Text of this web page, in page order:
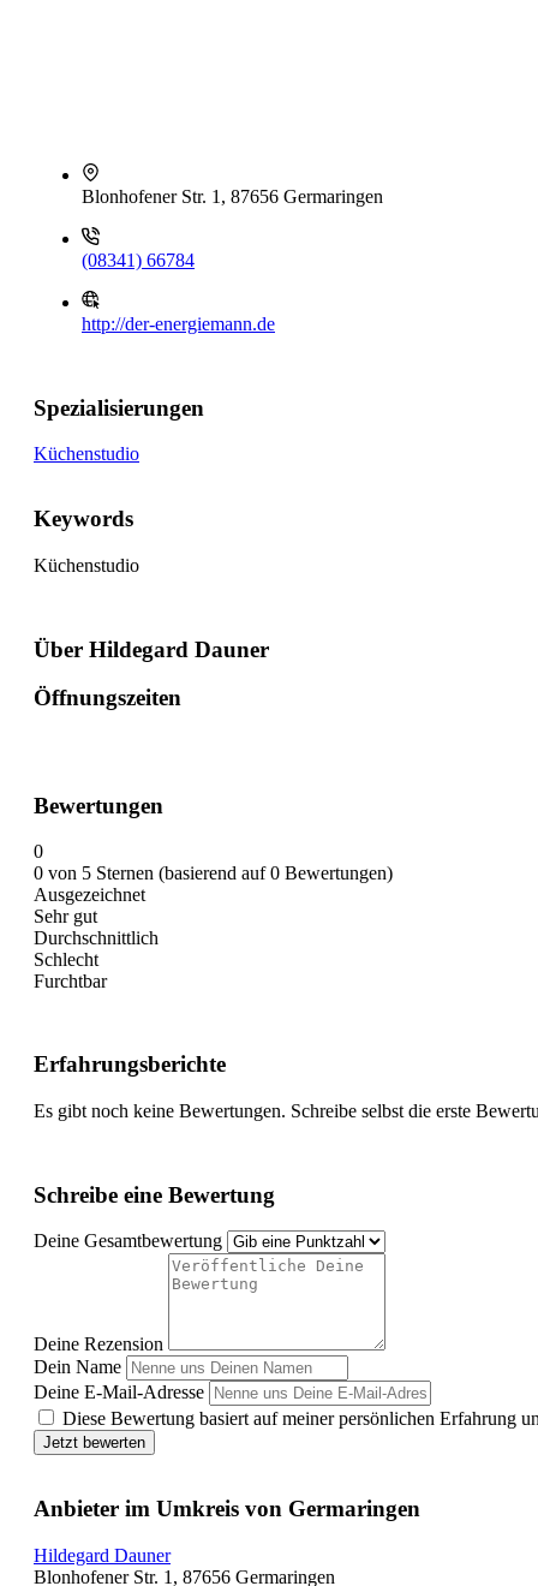
Blonhofener Str. 1, 87656 Germaringen
(08341) 66784
http://der-energiemann.de
Spezialisierungen
Küchenstudio
Keywords
Küchenstudio
Über Hildegard Dauner
Öffnungszeiten
Bewertungen
0
0 von 5 Sternen (basierend auf 0 Bewertungen)
Ausgezeichnet
Sehr gut
Durchschnittlich
Schlecht
Furchtbar
Erfahrungsberichte
Es gibt noch keine Bewertungen. Schreibe selbst die erste
Schreibe eine Bewertung
Deine Gesamtbewertung
Deine Rezension
Dein Name
Deine E-Mail-Adresse
Diese Bewertung basiert auf meiner persönlichen Erfahrung
Jetzt bewerten
Anbieter im Umkreis von Germaringen
Hildegard Dauner
Blonhofener Str. 1, 87656 Germaringen